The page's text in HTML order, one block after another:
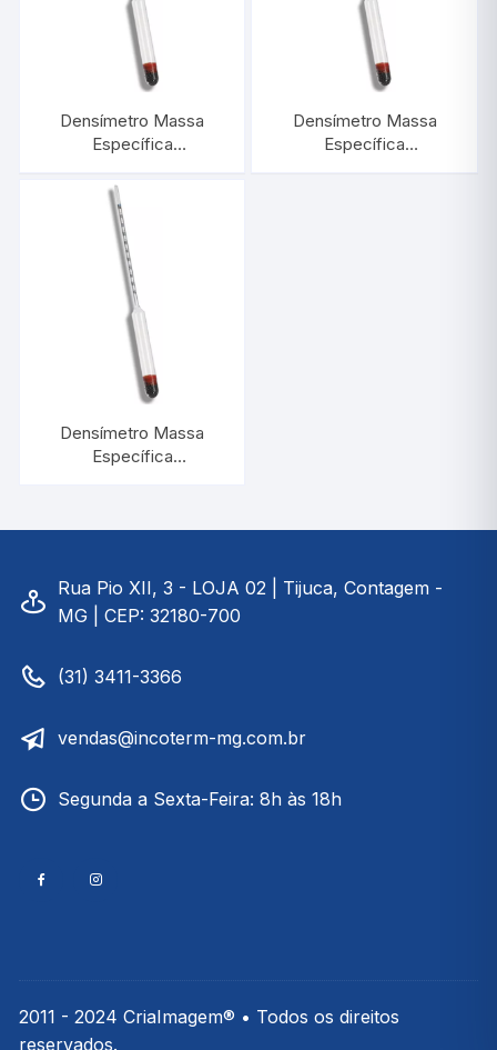
Densímetro Massa
Específica
INCOTERM 5594
Densímetro Massa
Específica
Densímetro Massa
Específica
Rua Pio XII, 3 - LOJA 02 | Tijuca, Contagem -
MG | CEP: 32180-700
(31) 3411-3366
vendas@incoterm-mg.com.br
Segunda a Sexta-Feira: 8h às 18h
2011 - 2024 CriaImagem® • Todos os direitos
reservados.